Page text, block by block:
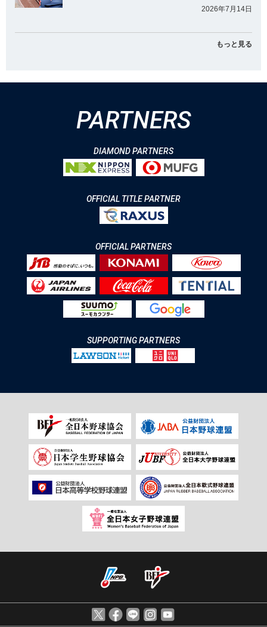
2026年7月14日
もっと見る
PARTNERS
DIAMOND PARTNERS
OFFICIAL TITLE PARTNER
OFFICIAL PARTNERS
SUPPORTING PARTNERS